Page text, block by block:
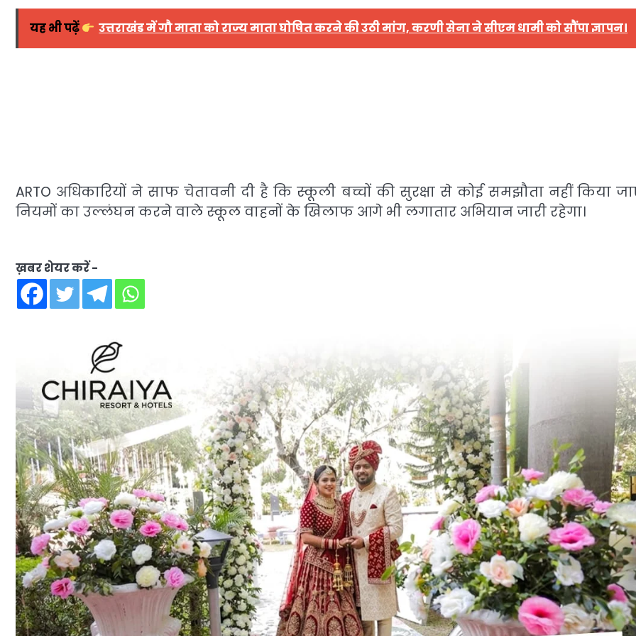
यह भी पढ़ें उत्तराखंड में गौ माता को राज्य माता घोषित करने की उठी मांग, करणी सेना ने सीएम धामी को सौंपा ज्ञापन।
ARTO अधिकारियों ने साफ चेतावनी दी है कि स्कूली बच्चों की सुरक्षा से कोई समझौता नहीं किया
नियमों का उल्लंघन करने वाले स्कूल वाहनों के खिलाफ आगे भी लगातार अभियान जारी रहेगा।
ख़बर शेयर करें -